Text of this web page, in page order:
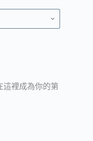
這裡成為你的第